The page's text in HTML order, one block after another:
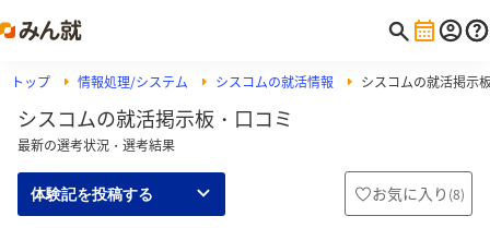
トップ 情報処理/システム シスコムの就活情報 シスコムの就活掲示
シスコムの就活掲示板・口コミ
最新の選考状況・選考結果
体験記を投稿する お気に入り (8)